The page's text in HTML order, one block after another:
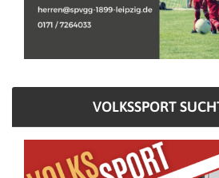
VOLKSSPORT